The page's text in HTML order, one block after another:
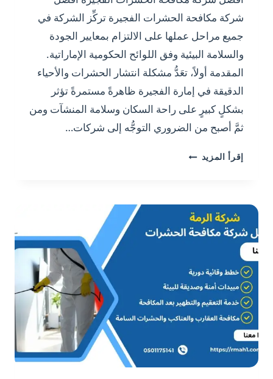
شركة مكافحة الحشرات الفجيرة تركِّز الشركة في
جميع مراحل عملها على الالتزام بمعايير الجودة
والسلامة البيئية وفق اللوائح الحكومية الإماراتية.
المقدمة أولاً، تعَدُّ مشكلة انتشار الحشرات والأحياء
الدقيقة في إمارة الفجيرة ظاهرةً مستمرةً تؤثر
بشكلٍ كبيرٍ على راحة السكان وسلامة المنشآت ومن
ثمَّ أصبح من الضروري التوجُّه إلى شركات…
إقرأ المزيد افضل
الفجيرة/0501175141